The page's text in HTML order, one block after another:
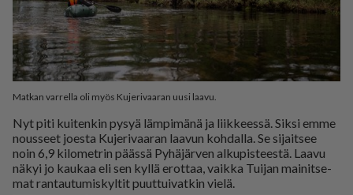
Matkan varrella oli myös Kujerivaaran uusi laavu.
Nyt piti kui­ten­kin py­syä läm­pi­mä­nä ja liik­kees­sä. Sik­si em­me
nous­seet jo­es­ta Ku­je­ri­vaa­ran laa­vun koh­dal­la. Se si­jait­see
noin 6,9 ki­lo­met­rin pääs­sä Py­hä­jär­ven al­ku­pis­tees­tä. Laa­vu
nä­kyi jo kau­kaa eli sen kyl­lä erot­taa, vaik­ka Tui­jan mai­nit­se­
mat ran­tau­tu­mis­kyl­tit puut­tui­vat­kin vie­lä.